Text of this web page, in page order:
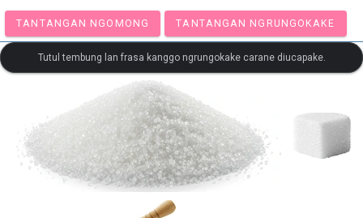
TANTANGAN NGOMONG TANTANGAN
Tutul tembung lan frasa kanggo ngrungokake carane diucapake.